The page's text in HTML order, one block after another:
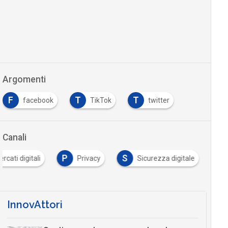
Argomenti
F facebook T TikTok T twitter
Canali
digitali P Privacy S Sicurezza digitale
InnovAttori